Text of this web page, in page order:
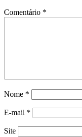
Comentário *
Nome *
E-mail *
Site